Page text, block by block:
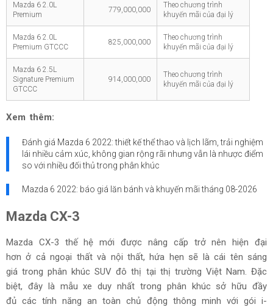
Mazda 6 2.0L
Premium
779,000,000
Theo chương trình
khuyến mãi của đại lý
Mazda 6 2.0L
Premium GTCCC
825,000,000
Theo chương trình
khuyến mãi của đại lý
Mazda 6 2.5L
Signature Premium
GTCCC
914,000,000
Theo chương trình
khuyến mãi của đại lý
Xem thêm:
Đánh giá Mazda 6 2022: thiết kế thể thao và lịch lãm, trải nghiệm
lái nhiều cảm xúc, không gian rộng rãi nhưng vẫn là nhược điểm
so với nhiều đối thủ trong phân khúc
Mazda 6 2022: báo giá lăn bánh và khuyến mãi tháng 08-2026
Mazda CX-3
Mazda CX-3 thế hệ mới được nâng cấp trở nên hiện đại
hơn ở cả ngoại thất và nội thất, hứa hẹn sẽ là cái tên sáng
giá trong phân khúc SUV đô thị tại thị trường Việt Nam. Đặc
biệt, đây là mẫu xe duy nhất trong phân khúc sở hữu đầy
đủ các tính năng an toàn chủ động thông minh với gói i-